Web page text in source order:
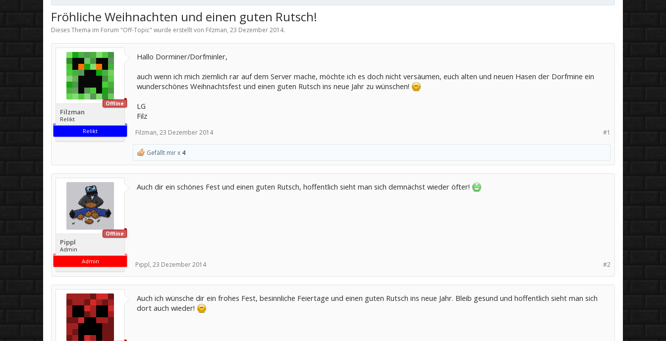
Fröhliche Weihnachten und einen guten Rutsch!
Dieses Thema im Forum "Off-Topic" wurde erstellt von Filzman, 23 Dezember 2014.
Offline
Filzman
Relikt
Relikt
Hallo Dorminer/Dorfminler,
auch wenn ich mich ziemlich rar auf dem Server mache, möchte ich es doch nicht versäumen, euch alten und neuen Hasen der Dorfmine ein
wunderschönes Weihnachtsfest und einen guten Rutsch ins neue Jahr zu wünschen!
LG
Filz
#1
Filzman, 23 Dezember 2014
Gefällt mir x 4
Offline
Pippl
Admin
Admin
Auch dir ein schönes Fest und einen guten Rutsch, hoffentlich sieht man sich demnächst wieder öfter!
#2
Pippl, 23 Dezember 2014
Auch ich wünsche dir ein frohes Fest, besinnliche Feiertage und einen guten Rutsch ins neue Jahr. Bleib gesund und hoffentlich sieht man sich
dort auch wieder!